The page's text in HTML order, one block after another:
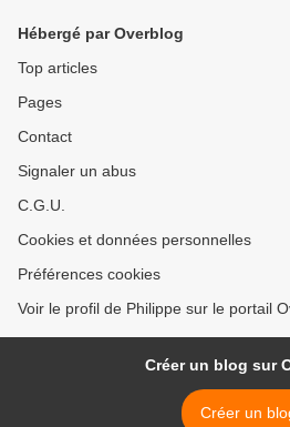
Hébergé par Overblog
Top articles
Pages
Contact
Signaler un abus
C.G.U.
Cookies et données personnelles
Préférences cookies
Voir le profil de Philippe sur le portail
Créer un blog sur
Créer un